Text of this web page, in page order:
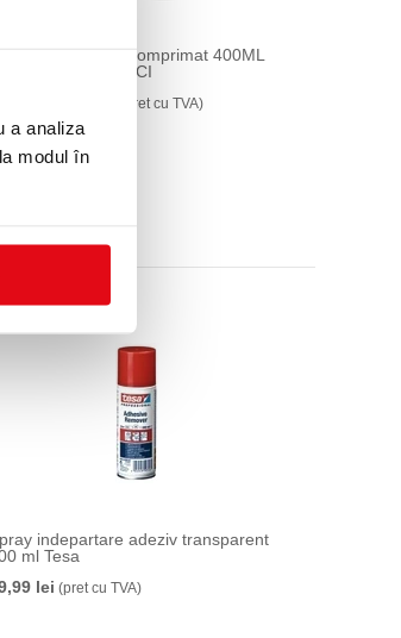
a analiza
modul în
Spray aer comprimat 400ML
B45F DUE-CI
(pret cu TVA)
indepartare adeziv transparent
ml Tesa
lei (pret cu TVA)